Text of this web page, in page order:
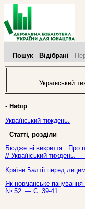
Пошук Відібрані
Український
- Набір
Український тиждень.
- Статті, розділи
Бюджетні викриття : Про
// Український
Країни Балтії перед
Як норманське
№ 52. — С. 39-41.